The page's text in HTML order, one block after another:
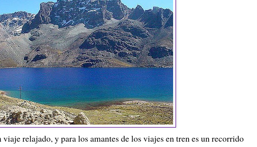
relajado, y para los amantes de los viajes en tren es un recorrido